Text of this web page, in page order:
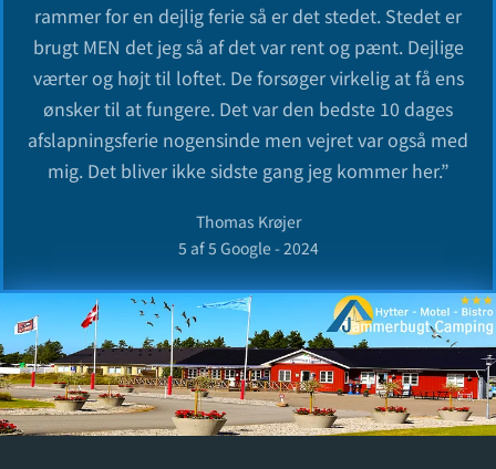
rammer for en dejlig ferie så er det stedet. Stedet er
brugt MEN det jeg så af det var rent og pænt. Dejlige
værter og højt til loftet. De forsøger virkelig at få ens
ønsker til at fungere. Det var den bedste 10 dages
afslapningsferie nogensinde men vejret var også med
mig. Det bliver ikke sidste gang jeg kommer her.”
Thomas Krøjer
5 af 5 Google - 2024